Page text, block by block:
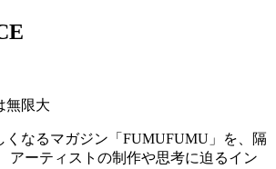
無限大
くなるマガジン「FUMUFUMU」を、隔
アーティストの制作や思考に迫るイン